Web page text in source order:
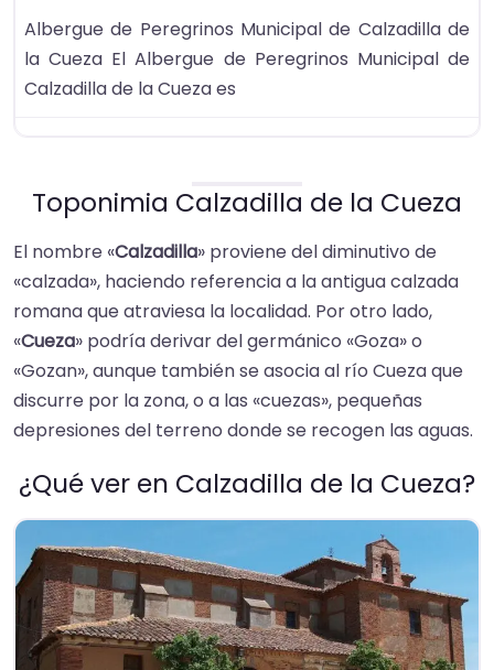
Albergue de Peregrinos Municipal de Calzadilla de
la Cueza El Albergue de Peregrinos Municipal de
Calzadilla de la Cueza es
Toponimia Calzadilla de la Cueza
El nombre «Calzadilla» proviene del diminutivo de
«calzada», haciendo referencia a la antigua calzada
romana que atraviesa la localidad. Por otro lado,
«Cueza» podría derivar del germánico «Goza» o
«Gozan», aunque también se asocia al río Cueza que
discurre por la zona, o a las «cuezas», pequeñas
depresiones del terreno donde se recogen las aguas.
¿Qué ver en Calzadilla de la Cueza?